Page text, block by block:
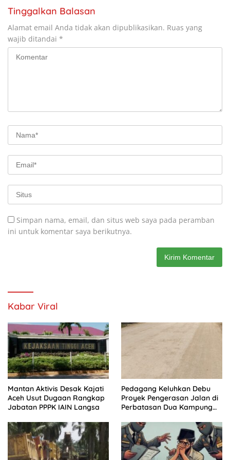
Tinggalkan Balasan
Alamat email Anda tidak akan dipublikasikan. Ruas yang
wajib ditandai *
Simpan nama, email, dan situs web saya pada peramban
ini untuk komentar saya berikutnya.
Kabar Viral
Mantan Aktivis Desak Kajati
Aceh Usut Dugaan Rangkap
Jabatan PPPK IAIN Langsa
Pedagang Keluhkan Debu
Proyek Pengerasan Jalan di
Perbatasan Dua Kampung